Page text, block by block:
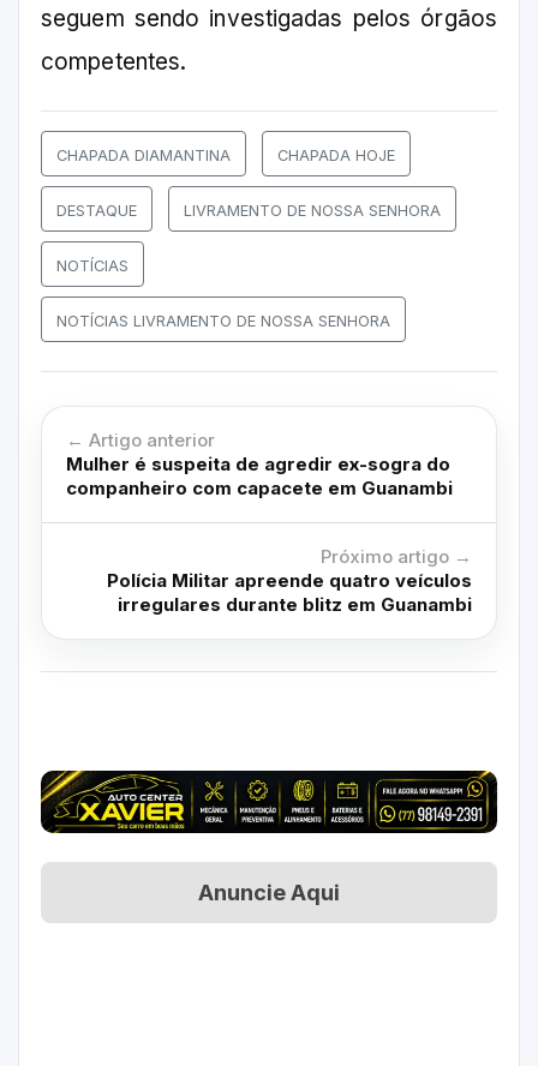
seguem sendo investigadas pelos órgãos
competentes.
CHAPADA DIAMANTINA CHAPADA HOJE
DESTAQUE LIVRAMENTO DE NOSSA SENHORA
NOTÍCIAS
NOTÍCIAS LIVRAMENTO DE NOSSA SENHORA
← Artigo anterior
Mulher é suspeita de agredir ex-sogra do
companheiro com capacete em Guanambi
Próximo artigo →
Polícia Militar apreende quatro veículos
irregulares durante blitz em Guanambi
Anuncie Aqui